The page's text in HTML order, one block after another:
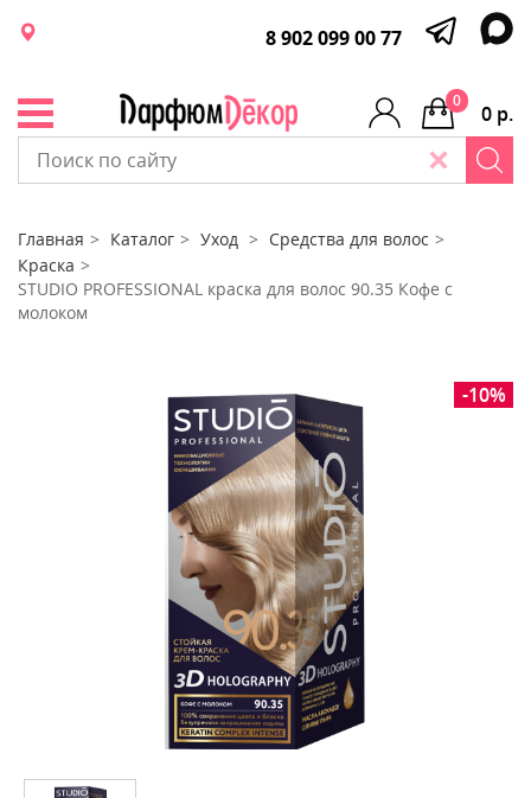
8 902 099 00 77
0 р.
0
Главная Каталог Уход
Средства для волос
Краска
STUDIO PROFESSIONAL краска для волос 90.35 Кофе с
молоком
-10%